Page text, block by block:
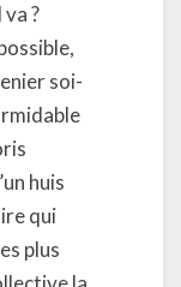
?
soi-
huis
qui
plus